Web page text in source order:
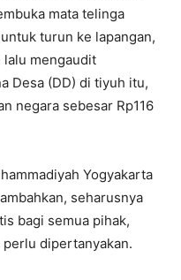
mata telinga
turun ke lapangan,
lalu mengaudit
Desa (DD) di tiyuh itu,
negara sebesar Rp116
Yogyakarta
seharusnya
bagi semua pihak,
dipertanyakan.